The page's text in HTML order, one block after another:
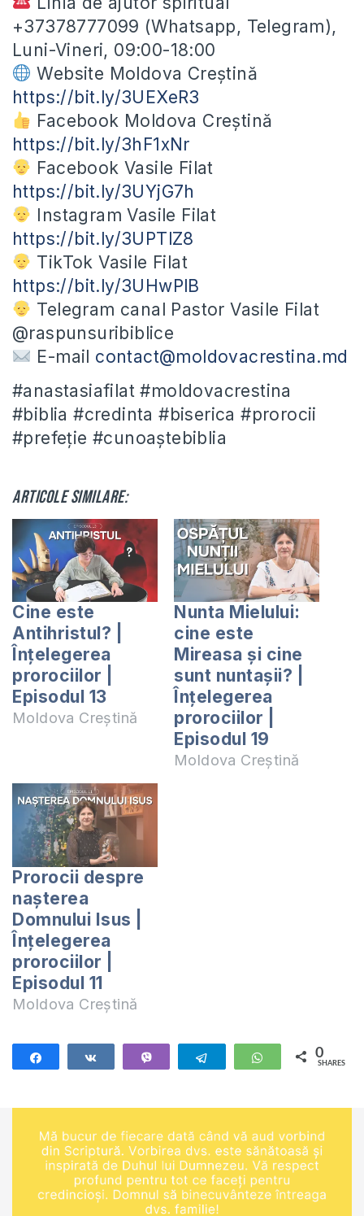
+37378777099 (Whatsapp, Telegram),
Luni-Vineri, 09:00-18:00
Website Moldova Creștină
https://bit.ly/3UEXeR3
Facebook Moldova Creștină
https://bit.ly/3hF1xNr
Facebook Vasile Filat
https://bit.ly/3UYjG7h
Instagram Vasile Filat
https://bit.ly/3UPTlZ8
TikTok Vasile Filat
https://bit.ly/3UHwPlB
Telegram canal Pastor Vasile Filat
@raspunsuribiblice
E-mail contact@moldovacrestina.md
#anastasiafilat #moldovacrestina
#biblia #credinta #biserica #prorocii
#prefeție #cunoaștebiblia
Articole similare:
Cine este
Antihristul? |
Înțelegerea
prorociilor |
Episodul 13
Moldova Creștină
Nunta Mielului:
cine este
Mireasa și cine
sunt nuntașii? |
Înțelegerea
prorociilor |
Episodul 19
Moldova Creștină
Prorocii despre
nașterea
Domnului Isus |
Înțelegerea
prorociilor |
Episodul 11
Moldova Creștină
Telegram WhatsApp
0
SHARES